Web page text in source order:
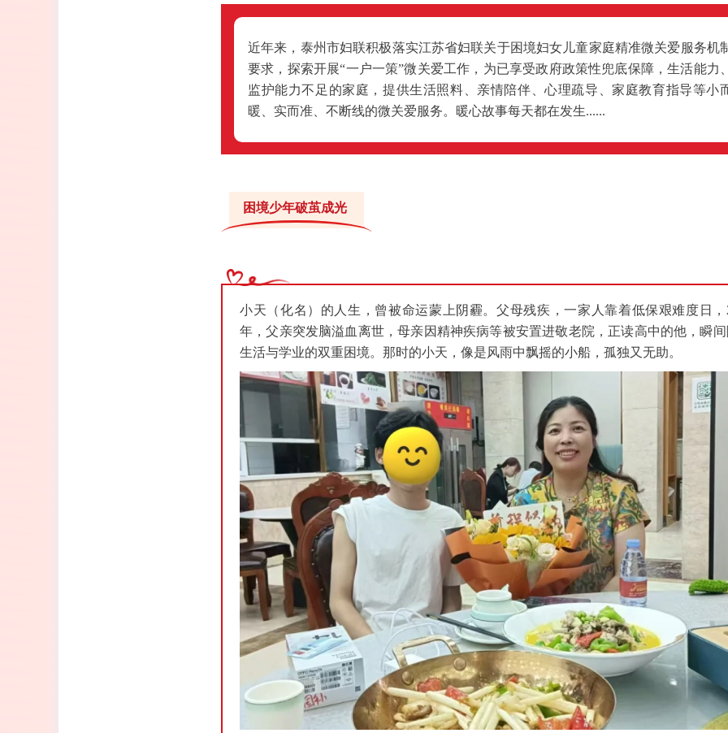
近年来，泰州市妇联积极落实江苏省妇联关于困境妇女儿童家庭精准微关爱服务机
要求，探索开展“一户一策”微关爱工作，为已享受政府政策性兜底保障，生活能力
监护能力不足的家庭，提供生活照料、亲情陪伴、心理疏导、家庭教育指导等小
暖、实而准、不断线的微关爱服务。暖心故事每天都在发生......
困境少年破茧成光
小天（化名）的人生，曾被命运蒙上阴霾。父母残疾，一家人靠着低保艰难度日，
年，父亲突发脑溢血离世，母亲因精神疾病等被安置进敬老院，正读高中的他，瞬
生活与学业的双重困境。那时的小天，像是风雨中飘摇的小船，孤独又无助。